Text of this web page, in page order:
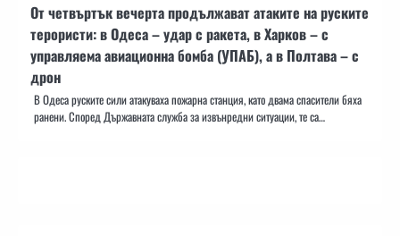
От четвъртък вечерта продължават атаките на руските
терористи: в Одеса – удар с ракета, в Харков – с
управляема авиационна бомба (УПАБ), а в Полтава – с
дрон
В Одеса руските сили атакуваха пожарна станция, като двама спасители бяха
ранени. Според Държавната служба за извънредни ситуации, те са…